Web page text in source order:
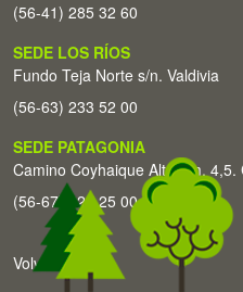
(56-41) 285 32 60
SEDE LOS RÍOS
Fundo Teja Norte s/n. Valdivia
(56-63) 233 52 00
SEDE PATAGONIA
Camino Coyhaique Alto Km. 4,5.
(56-67) 226 25 00
Volver arriba